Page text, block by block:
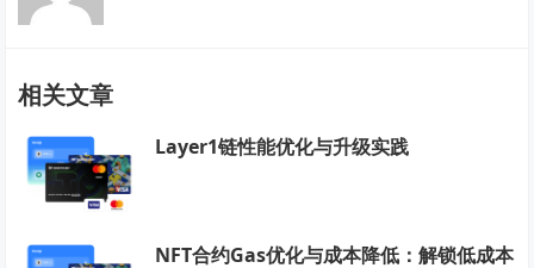
相关文章
Layer1链性能优化与升级实践
NFT合约Gas优化与成本降低：解锁低成本